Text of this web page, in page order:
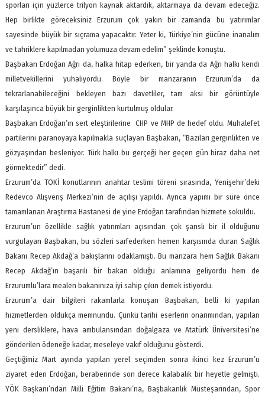
sporları için yüzlerce trilyon kaynak aktardık, aktarmaya da devam edeceğiz.
Hep birlikte göreceksiniz Erzurum çok yakın bir zamanda bu yatırımlar
sayesinde büyük bir sıçrama yapacaktır. Yeter ki, Türkiye’nin gücüne inanalım
ve tahriklere kapılmadan yolumuza devam edelim” şeklinde konuştu.
Başbakan Erdoğan Ağrı da, halka hitap ederken, bir yanda da Ağrı halkı kendi
milletvekillerini yuhalıyordu. Böyle bir manzaranın Erzurum’da da
tekrarlanabileceğini bekleyen bazı davetliler, tam aksi bir görüntüyle
karşılaşınca büyük bir gerginlikten kurtulmuş oldular.
Başbakan Erdoğan’ın sert eleştirilerine CHP ve MHP de hedef oldu. Muhalefet
partilerini paranoyaya kapılmakla suçlayan Başbakan, “Bazıları gerginlikten ve
gözyaşından besleniyor. Türk halkı bu gerçeği her geçen gün biraz daha net
görmektedir” dedi.
Erzurum’da TOKİ konutlarının anahtar teslimi töreni sırasında, Yenişehir’deki
Redevco Alışveriş Merkezi’nin de açılışı yapıldı. Ayrıca yapımı bir süre önce
tamamlanan Araştırma Hastanesi de yine Erdoğan tarafından hizmete sokuldu.
Erzurum’un özellikle sağlık yatırımları açısından çok şanslı bir il olduğunu
vurgulayan Başbakan, bu sözleri sarfederken hemen karşısında duran Sağlık
Bakanı Recep Akdağ’a bakışlarını odaklamıştı. Bu manzara hem Sağlık Bakanı
Recep Akdağ’ın başarılı bir bakan olduğu anlamına geliyordu hem de
Erzurumlu’lara mealen bakanınıza iyi sahip çıkın demek istiyordu.
Erzurum’a dair bilgileri rakamlarla konuşan Başbakan, belli ki yapılan
hizmetlerden oldukça memnundu. Çünkü tarihi eserlerin onarımından, yapılan
yeni dersliklere, hava ambulansından doğalgaza ve Atatürk Üniversitesi’ne
gönderilen ödeneğe kadar, meseleye vakıf olduğunu gösterdi.
Geçtiğimiz Mart ayında yapılan yerel seçimden sonra ikinci kez Erzurum’u
ziyaret eden Erdoğan, beraberinde son derece kalabalık bir heyetle gelmişti.
YÖK Başkanı’ndan Milli Eğitim Bakanı’na, Başbakanlık Müsteşarından, Spor